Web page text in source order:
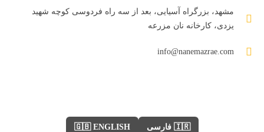
مشهد، بزرگراه آسیایی، بعد از سه راه فردوسی کوچه شهید
یزدی، کارخانه نان مزرعه
info@nanemazrae.com
🇮🇷 فارسی 🇬🇧 ENGLISH